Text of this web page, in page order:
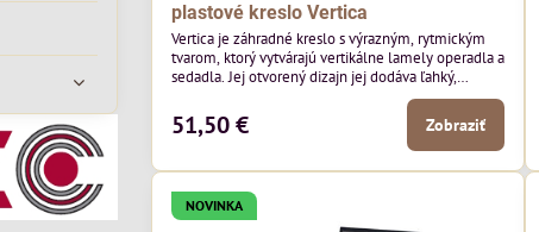
plastové kreslo Vertica
Vertica je záhradné kreslo s výrazným, rytmickým
tvarom, ktorý vytvárajú vertikálne lamely operadla a
sedadla. Jej otvorený dizajn jej dodáva ľahký,
vzdušný vzhľad a robí z nej perfektný doplnok
moderných vonkajších priestorov. Tento model púta
pozornosť svojimi detailmi bez toho, aby dominoval
priestoru. Bude vyzerať skvele vo vonkajších
jedálenských priestoroch, pri bistrových stoloch a
v...
51,50 € Zobraziť
NOVINKA